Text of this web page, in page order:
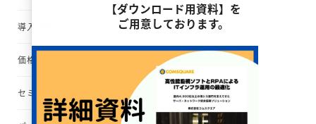
導入事例
価格
セミナー
【ダウンロード用資料】を
ご用意しております。